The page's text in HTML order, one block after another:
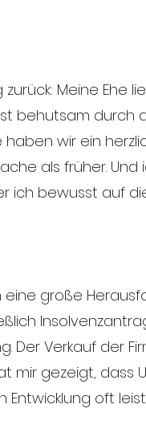
Meine Ehe
behutsam durch
wir ein
als früher.
ich bewusst auf
große
Der Verkauf der
mir gezeigt, dass
oft